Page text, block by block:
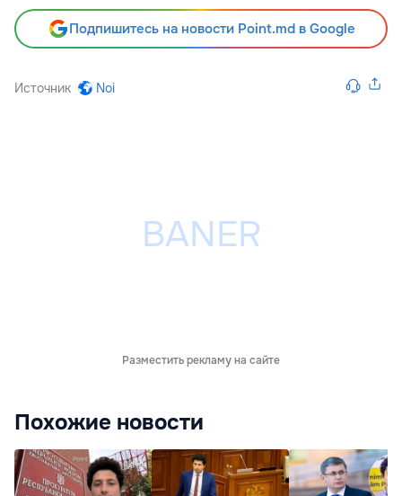
Подпишитесь на новости Point.md в Google
Источник Noi
Разместить рекламу на сайте
Похожие новости